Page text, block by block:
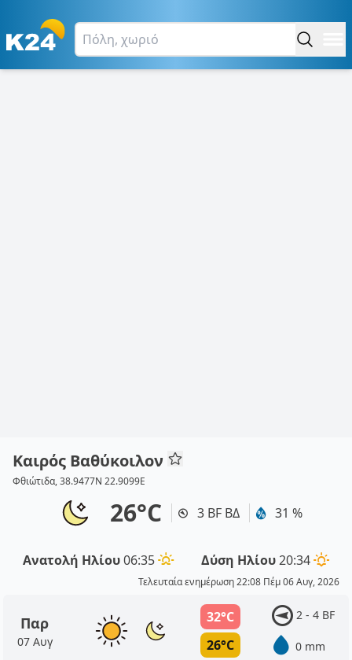
Καιρός Βαθύκοιλον
Φθιώτιδα, 38.9477N 22.9099E
26°C 3 BF ΒΔ 31 %
Ανατολή Ηλίου06:35 Δύση Ηλίου20:34
Τελευταία ενημέρωση 22:08 Πέμ 06 Αυγ, 2026
Παρ
07 Αυγ
32°C
26°C
2 - 4 BF
0 mm